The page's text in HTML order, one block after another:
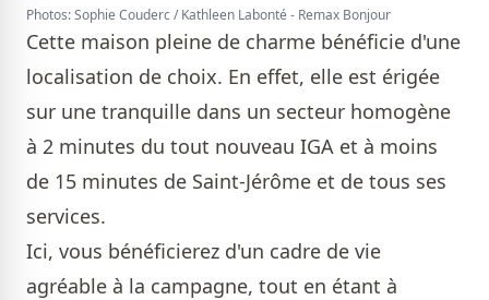
Photos: Sophie Couderc / Kathleen Labonté - Remax Bonjour
Cette maison pleine de charme bénéficie d'une
localisation de choix. En effet, elle est érigée
sur une tranquille dans un secteur homogène
à 2 minutes du tout nouveau IGA et à moins
de 15 minutes de Saint-Jérôme et de tous ses
services.
Ici, vous bénéficierez d'un cadre de vie
agréable à la campagne, tout en étant à